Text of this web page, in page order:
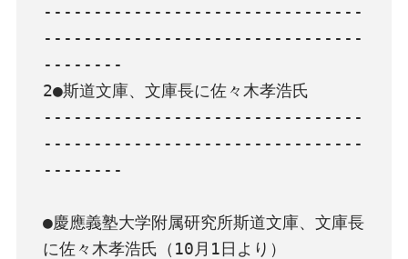
--------------------------------
--------------------------------
--------
2●斯道文庫、文庫長に佐々木孝浩氏
--------------------------------
--------------------------------
--------
●慶應義塾大学附属研究所斯道文庫、文庫長